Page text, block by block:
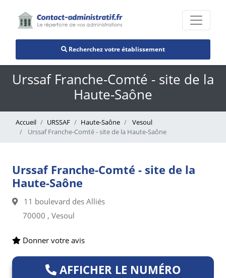
Recherchez votre établissement
Urssaf Franche-Comté - site de la
Haute-Saône
Accueil URSSAF Haute-Saône
Vesoul
Urssaf Franche-Comté - site de la Haute-Saône
Urssaf Franche-Comté - site de la
Haute-Saône
11 boulevard des Alliés
70000 , Vesoul
Donner votre avis
AFFICHER LE NUMÉRO